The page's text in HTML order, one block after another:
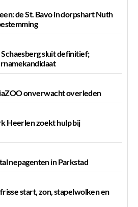
de St. Bavo in dorpshart Nuth
sluit definitief;
onverwacht overleden
Heerlen zoekt hulp bij
nepagenten in Parkstad
start, zon, stapelwolken en